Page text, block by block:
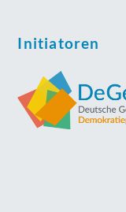
Initiatoren